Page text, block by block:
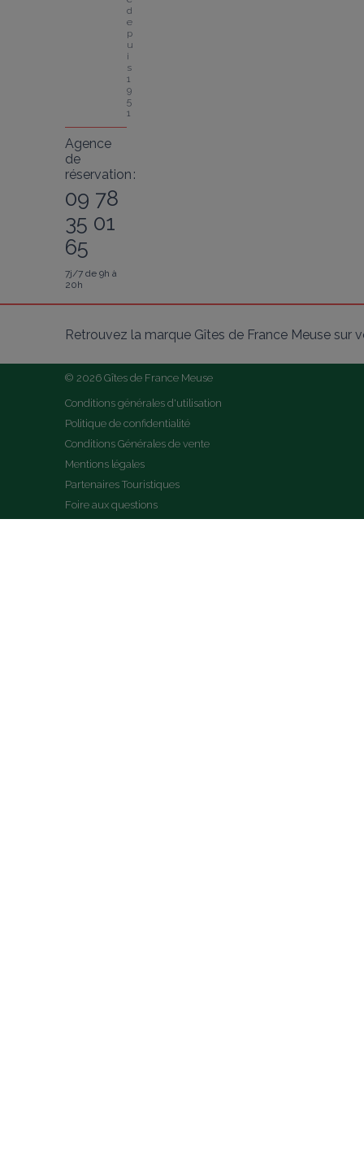
d
e
p
u
i
s
1
9
5
1
Agence
de
réservation :
09 78
35 01
65
7j/7 de 9h à
20h
Retrouvez la marque Gîtes de France Meuse sur
© 2026 Gîtes de France Meuse
Conditions générales d'utilisation
Politique de confidentialité
Conditions Générales de vente
Mentions légales
Partenaires Touristiques
Foire aux questions